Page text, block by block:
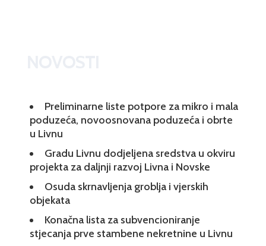
Preliminarne liste potpore za mikro i mala
poduzeća, novoosnovana poduzeća i obrte
u Livnu
Gradu Livnu dodjeljena sredstva u okviru
projekta za daljnji razvoj Livna i Novske
Osuda skrnavljenja groblja i vjerskih
objekata
Konačna lista za subvencioniranje
stjecanja prve stambene nekretnine u Livnu